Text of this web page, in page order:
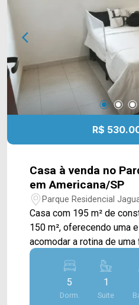
R$
Casa à venda no
em Americana/SP
Parque Residencial
Casa com 195 m² de
150 m², oferecendo uma
acomodar a rotina de
com ambientes bem
interno que permite
suíte, 3 banheiros e 2
5
Dorm.
1
Suite